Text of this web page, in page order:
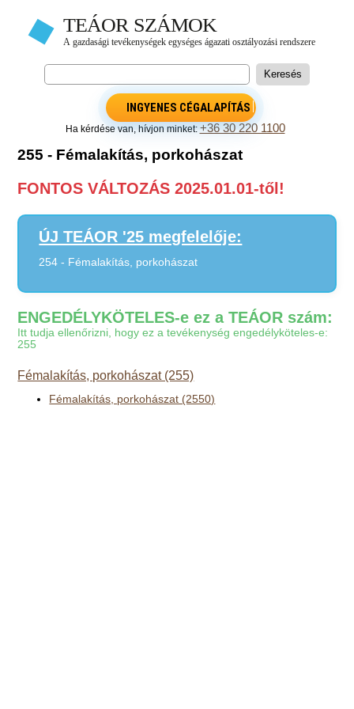
INGYENES CÉGALAPÍTÁS
Ha kérdése van, hívjon minket:+36 30 220 1100
255 - Fémalakítás, porkohászat
FONTOS VÁLTOZÁS 2025.01.01-től!
ÚJ TEÁOR '25 megfelelője:
254 - Fémalakítás, porkohászat
ENGEDÉLYKÖTELES-e ez a TEÁOR szám:
Itt tudja ellenőrizni, hogy ez a tevékenység engedélyköteles-e:
255
Fémalakítás, porkohászat (255)
Fémalakítás, porkohászat (2550)